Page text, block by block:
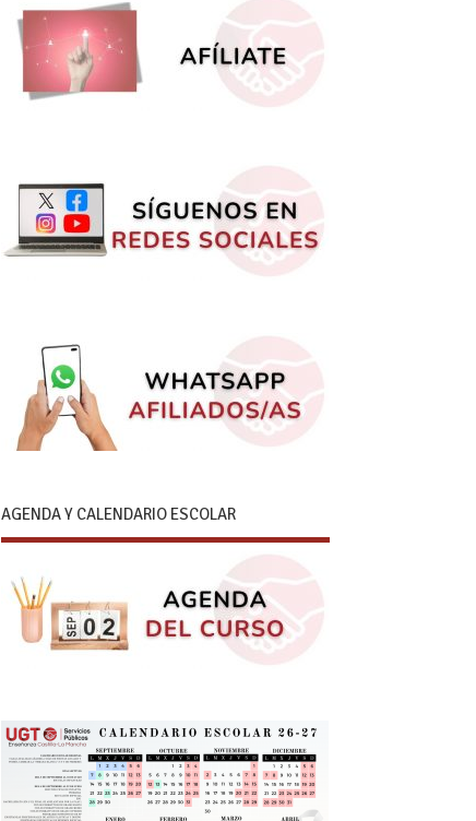
AGENDA Y CALENDARIO ESCOLAR